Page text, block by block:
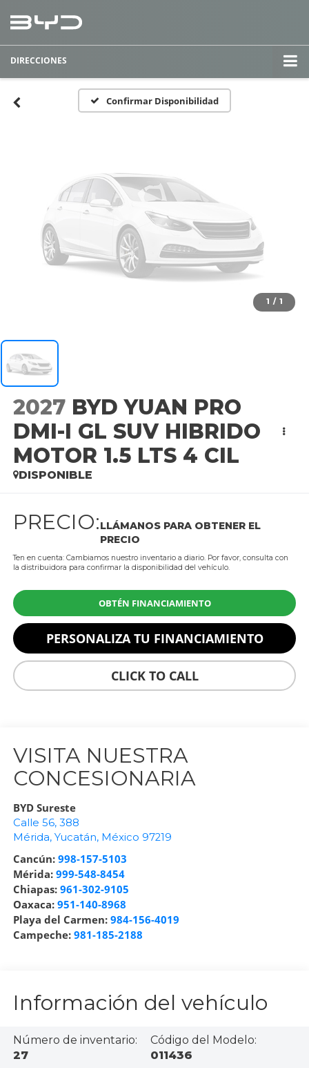
DIRECCIONES
Confirmar Disponibilidad
Por favor, revise luego
1 / 1
2027 BYD YUAN PRO
DMI-I GL SUV HIBRIDO
MOTOR 1.5 LTS 4 CIL
DISPONIBLE
PRECIO:LLÁMANOS PARA OBTENER EL
PRECIO
Ten en cuenta: Cambiamos nuestro inventario a diario. Por favor, consulta con
la distribuidora para confirmar la disponibilidad del vehículo.
OBTÉN FINANCIAMIENTO
PERSONALIZA TU FINANCIAMIENTO
CLICK TO CALL
VISITA NUESTRA
CONCESIONARIA
BYD Sureste
Calle 56, 388
Mérida, Yucatán, México 97219
Cancún: 998-157-5103
Mérida: 999-548-8454
Chiapas: 961-302-9105
Oaxaca: 951-140-8968
Playa del Carmen: 984-156-4019
Campeche: 981-185-2188
Información del vehículo
Número de inventario:
27
Código del Modelo:
011436